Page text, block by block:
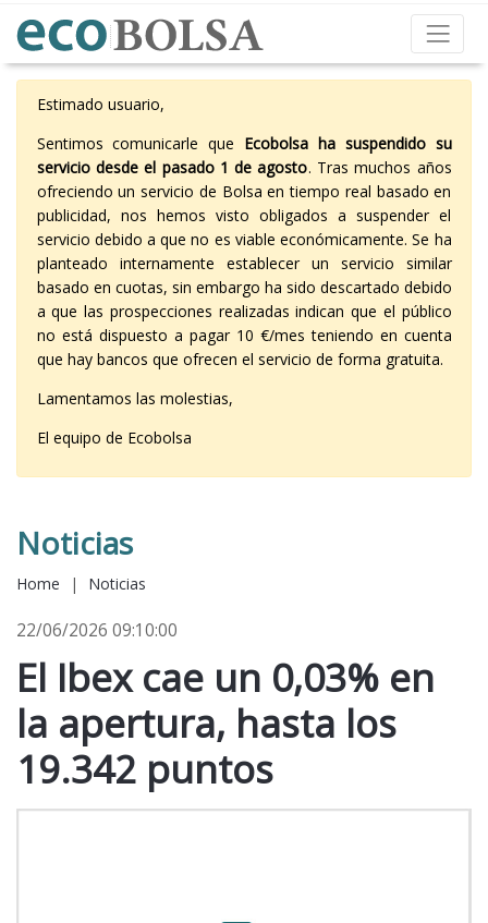
Estimado usuario,
Sentimos comunicarle que Ecobolsa ha suspendido su
servicio desde el pasado 1 de agosto. Tras muchos años
ofreciendo un servicio de Bolsa en tiempo real basado en
publicidad, nos hemos visto obligados a suspender el
servicio debido a que no es viable económicamente. Se ha
planteado internamente establecer un servicio similar
basado en cuotas, sin embargo ha sido descartado debido
a que las prospecciones realizadas indican que el público
no está dispuesto a pagar 10 €/mes teniendo en cuenta
que hay bancos que ofrecen el servicio de forma gratuita.
Lamentamos las molestias,
El equipo de Ecobolsa
Noticias
Home | Noticias
22/06/2026 09:10:00
El Ibex cae un 0,03% en
la apertura, hasta los
19.342 puntos